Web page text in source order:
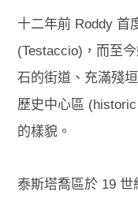
十二年前 Roddy 首
(Testaccio)，而至
石的街道、充滿殘
歷史中心區
的樣貌。
泰斯塔喬區於 19